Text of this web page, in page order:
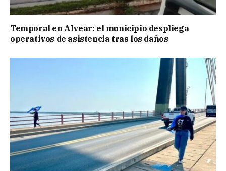
Temporal en Alvear: el municipio despliega
operativos de asistencia tras los daños